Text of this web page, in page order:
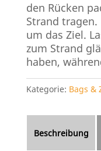
den Rücken
Strand tragen.
um das Ziel.
zum Strand
haben,
Kategorie: Bags &
Beschreibung